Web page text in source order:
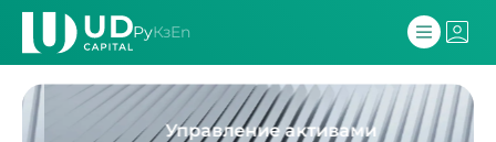
РуКзEn
Управление активами